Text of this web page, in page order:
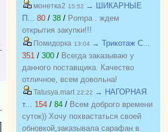
на вопросы. Спасибо!!!
монетка2 15:52 → ШИКАРНЫЕ
П... 80 / 38 / Pompa . ждем
открытия закупки!!!
Помидорка 13:04 → Трикотаж C...
351 / 300 / Всегда заказываю у
данного поставщика. Качество
отличное, всем довольна!
Tatusya.mart 22:22 → НАГОРНАЯ
т... 154 / 84 / Всем доброго времени
суток)) Хочу похвастаться своей
обновкой,заказывала сарафан в